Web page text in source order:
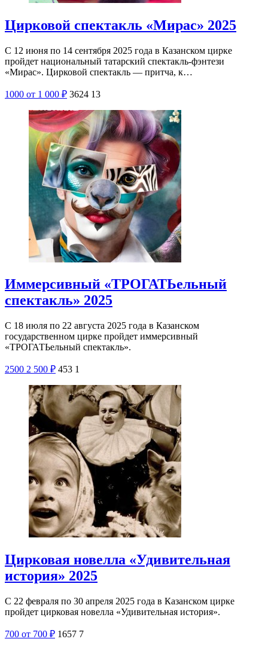
Цирковой спектакль «Мирас» 2025
С 12 июня по 14 сентября 2025 года в Казанском цирке
пройдет национальный татарский спектакль-фэнтези
«Мирас». Цирковой спектакль — притча, к…
1000 от 1 000 ₽ 3624 13
Иммерсивный «ТРОГАТЬельный
спектакль» 2025
С 18 июля по 22 августа 2025 года в Казанском
государственном цирке пройдет иммерсивный
«ТРОГАТЬельный спектакль».
2500 2 500 ₽ 453 1
Цирковая новелла «Удивительная
история» 2025
С 22 февраля по 30 апреля 2025 года в Казанском цирке
пройдет цирковая новелла «Удивительная история».
700 от 700 ₽ 1657 7